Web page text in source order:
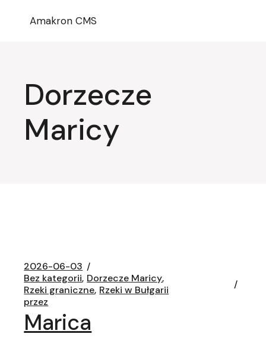
Amakron CMS
Dorzecze
Maricy
2026-06-03
Bez kategorii Dorzecze Maricy
Rzeki graniczne Rzeki w Bułgarii
przez
Marica